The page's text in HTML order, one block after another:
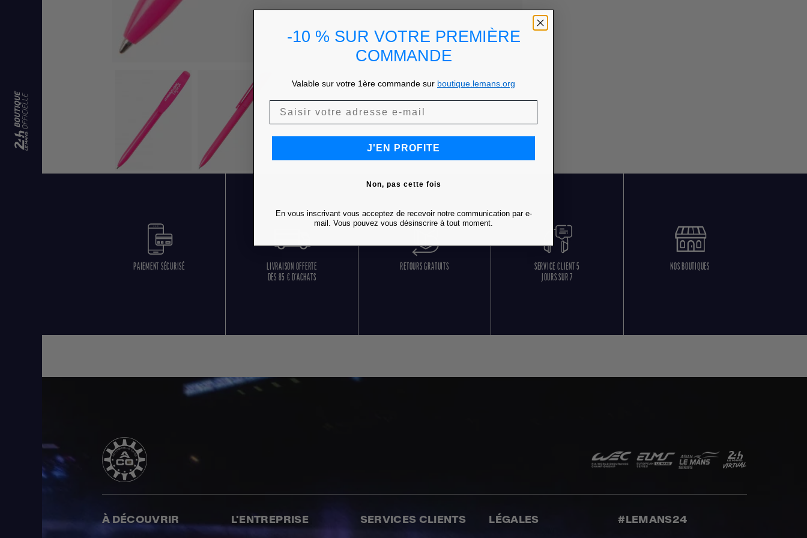
PAIEMENT SÉCURISÉ
LIVRAISON OFFERTE
DÈS 85 € D'ACHATS
RETOURS GRATUITS
SERVICE CLIENT 5
JOURS SUR 7
NOS BOUTIQUES
À DÉCOUVRIR L'ENTREPRISE SERVICES CLIENTS LÉGALES #LEMANS24
-10 % SUR VOTRE PREMIÈRE
COMMANDE
Valable sur votre 1ère commande sur boutique.lemans.org
J'EN PROFITE
Non, pas cette fois
En vous inscrivant vous acceptez de recevoir notre communication par e-
mail. Vous pouvez vous désinscrire à tout moment.